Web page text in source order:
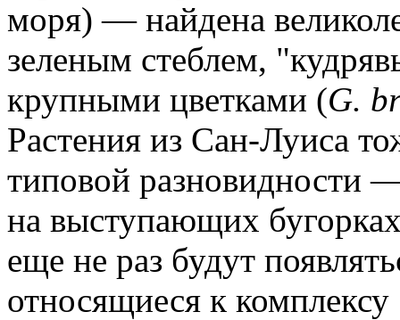
моря) — найдена
зеленым стеблем,
крупными цветками (G.
Растения из Сан-Луиса
типовой разновидности
на выступающих
еще не раз будут
относящиеся к комплексу